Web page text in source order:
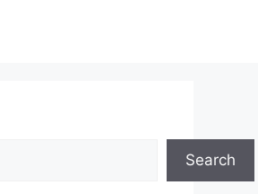
Search